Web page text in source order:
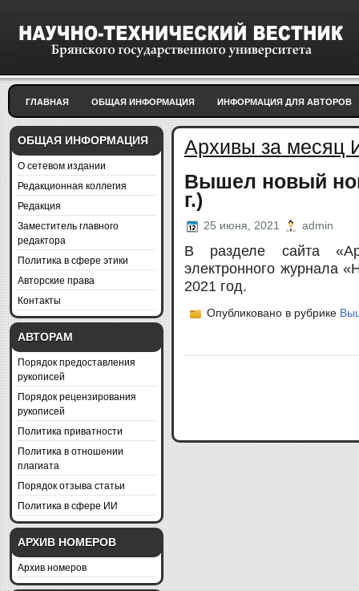
ГЛАВНАЯ ОБЩАЯ ИНФОРМАЦИЯ ИНФОРМАЦИЯ ДЛЯ АВТОРОВ
ОБЩАЯ ИНФОРМАЦИЯ
О сетевом издании
Редакционная коллегия
Редакция
Заместитель главного
редактора
Политика в сфере этики
Авторские права
Контакты
АВТОРАМ
Порядок предоставления
рукописей
Порядок рецензирования
рукописей
Политика приватности
Политика в отношении
плагиата
Порядок отзыва статьи
Политика в сфере ИИ
АРХИВ НОМЕРОВ
Архив номеров
Архивы за месяц
Вышел новый
г.)
25 июня, 2021 admin
В разделе сайта
электронного журнала
2021 год.
Опубликовано в рубрике